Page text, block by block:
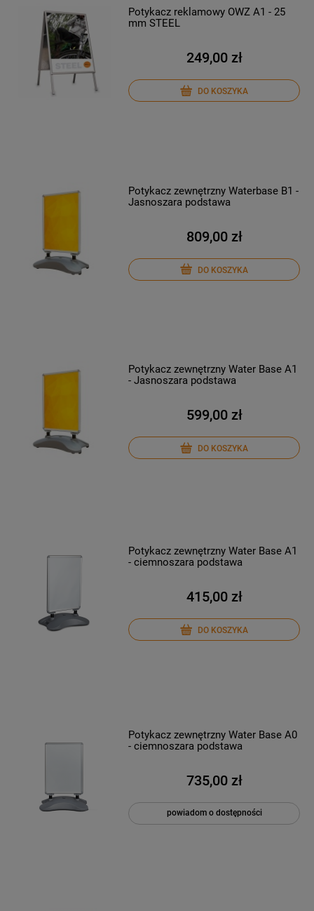
Potykacz reklamowy OWZ A1 - 25
mm STEEL
249,00 zł
DO KOSZYKA
Potykacz zewnętrzny Waterbase B1 -
Jasnoszara podstawa
809,00 zł
DO KOSZYKA
Potykacz zewnętrzny Water Base A1
- Jasnoszara podstawa
599,00 zł
DO KOSZYKA
Potykacz zewnętrzny Water Base A1
- ciemnoszara podstawa
415,00 zł
DO KOSZYKA
Potykacz zewnętrzny Water Base A0
- ciemnoszara podstawa
735,00 zł
powiadom o dostępności